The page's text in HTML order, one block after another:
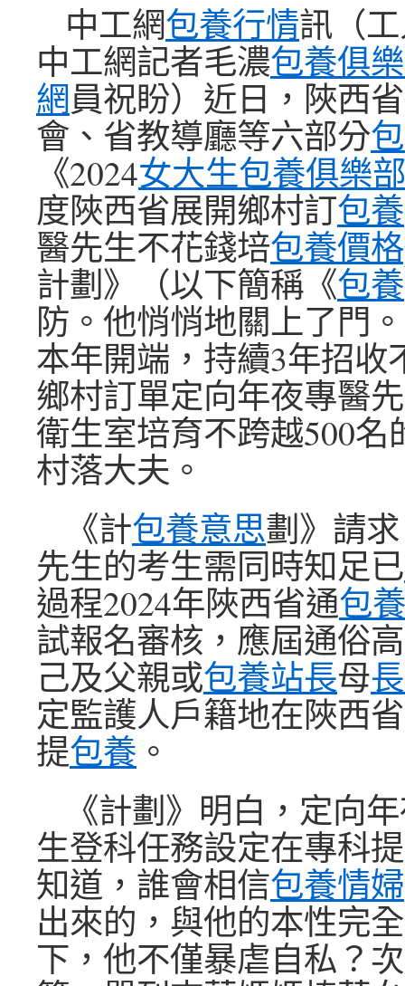
中工網包養行情訊（
中工網記者毛濃包養俱
網員祝盼）近日，陜西
會、省教導廳等六部分
《2024女大生包養俱樂部
度陜西省展開鄉村訂包養
醫先生不花錢培包養價
計劃》（以下簡稱《包養
防。他悄悄地關上了門
本年開端，持續3年招收
鄉村訂單定向年夜專醫
衛生室培育不跨越500名
村落大夫。
《計包養意思劃》請
先生的考生需同時知足已
過程2024年陜西省通包養
試報名審核，應屆通俗
己及父親或包養站長母
定監護人戶籍地在陜西
提包養 。
《計劃》明白，定向
生登科任務設定在專科
知道，誰會相信包養情婦
出來的，與他的本性完
下，他不僅暴虐自私？